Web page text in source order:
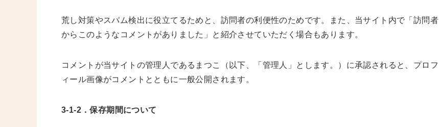
荒し対策やスパム検出に役立てるためと、訪問者の利便性のためです。また、当サイト内で「訪問者
からこのようなコメントがありました」と紹介させていただく場合もあります。
コメントが当サイトの管理人であるまつこ（以下、「管理人」とします。）に承認されると、プロフ
ィール画像がコメントとともに一般公開されます。
3-1-2．保存期間について